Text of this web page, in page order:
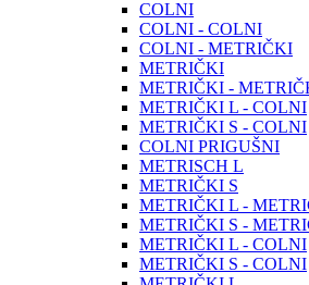
COLNI
COLNI - COLNI
COLNI - METRIČKI
METRIČKI
METRIČKI -
METRIČKI L - COLNI
METRIČKI S - COLNI
COLNI PRIGUŠNI
METRISCH L
METRIČKI S
METRIČKI L -
METRIČKI S -
METRIČKI L - COLNI
METRIČKI S - COLNI